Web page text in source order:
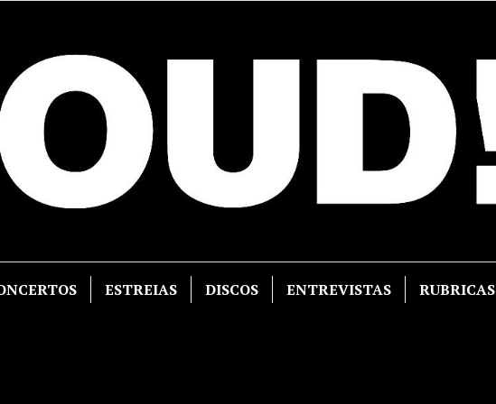
ESTREIAS DISCOS ENTREVISTAS RUBRICAS